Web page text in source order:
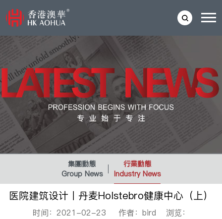
集團動態
Group News
行業動態
Industry News
医院建筑设计丨丹麦Holstebro健康中心（上）
时间：2021-02-23 作者：bird 浏览：